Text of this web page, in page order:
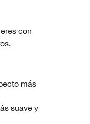
con
más
suave y